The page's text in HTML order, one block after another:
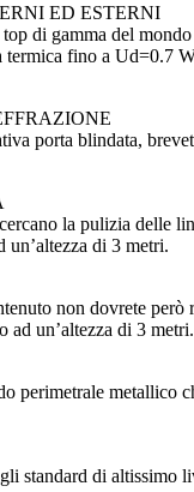
ED ESTERNI
di gamma del
fino a
porta blindata,
la pulizia delle
un’altezza di 3 metri.
non dovrete
ad un’altezza di 3 metri.
metallico
standard di altissimo